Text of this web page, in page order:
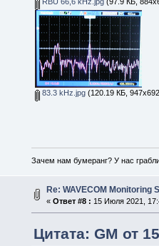
83.3 kHz.jpg(120.19 КБ,
Зачем нам бумеранг? У нас
Re: WAVECOM Monitoring
« Ответ #8 : 15 Июля 2021,
Цитата: GM от